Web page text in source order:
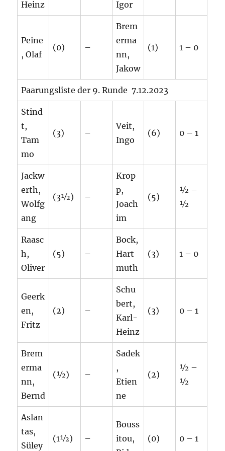
Heinz Igor
Peine
, Olaf
(0) –
Brem
erma
nn,
Jakow
(1) 1 – 0
Paarungsliste der 9. Runde 7.12.2023
Stind
t,
Tam
mo
(3) –
Veit,
Ingo
(6) 0 – 1
Jackw
erth,
Wolfg
ang
(3½) –
Krop
p,
Joach
im
(5)
½ –
½
Raasc
h,
Oliver
(5) –
Bock,
Hart
muth
(3) 1 – 0
Geerk
en,
Fritz
(2) –
Schu
bert,
Karl-
Heinz
(3) 0 – 1
Brem
erma
nn,
Bernd
(½) –
Sadek
,
Etien
ne
(2)
½ –
½
Aslan
tas,
Süley
(1½) –
Bouss
itou,
(0) 0 – 1